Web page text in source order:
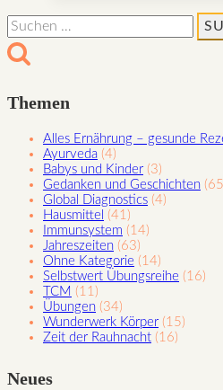
Suchen
nach:
Themen
Alles Ernährung – gesunde
Ayurveda (4)
Babys und Kinder (3)
Gedanken und Geschichten
Global Diagnostics (4)
Hausmittel (41)
Immunsystem (14)
Jahreszeiten (63)
Ohne Kategorie (14)
Selbstwert Übungsreihe (16)
TCM (11)
Übungen (34)
Wunderwerk Körper (15)
Zeit der Rauhnacht (16)
Neues